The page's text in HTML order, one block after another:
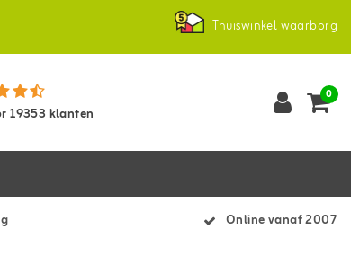
Thuiswinkel waarborg
19353 klanten
0
Online vanaf 2007